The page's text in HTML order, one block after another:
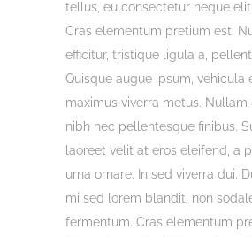
tellus, eu consectetur neque
Cras elementum pretium est.
efficitur, tristique ligula a,
Quisque augue ipsum, vehicula
maximus viverra metus.
nibh nec pellentesque finibus.
laoreet velit at eros eleifend, a
urna ornare. In sed viverra dui.
mi sed lorem blandit, non
fermentum. Cras elementum